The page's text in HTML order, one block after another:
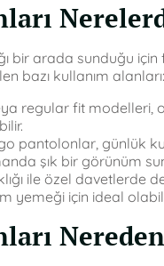
bir arada sunduğu
bazı kullanım alanları:
regular fit modelleri,
pantolonlar, günlük
şık bir görünüm
ile özel davetlerde
yemeği için ideal